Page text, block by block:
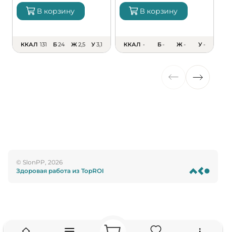
В корзину
ККАЛ 131 Б24 Ж2,5 У3,1
В корзину
ККАЛ - Б- Ж- У-
© SlonPP, 2026
Здоровая работа из TopROI